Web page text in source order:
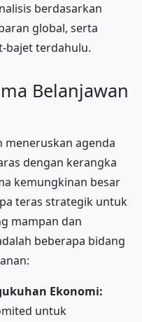
berdasarkan
global, serta
bajet terdahulu.
Belanjawan
meneruskan agenda
dengan kerangka
kemungkinan besar
teras strategik untuk
mampan dan
beberapa bidang
Ekonomi:
untuk